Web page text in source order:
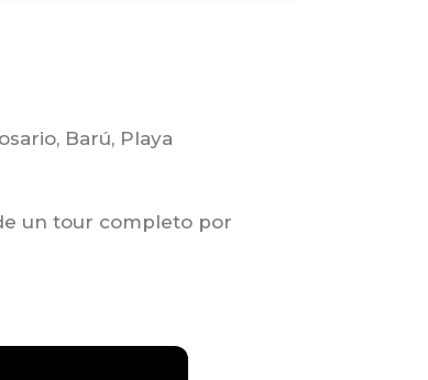
Barú, Playa
un tour completo por